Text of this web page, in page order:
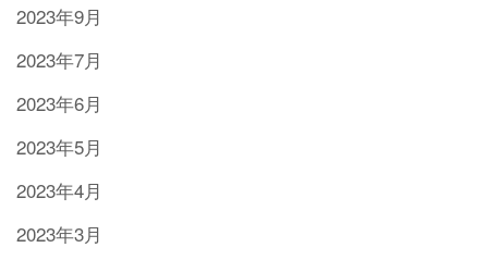
2023年9月
2023年7月
2023年6月
2023年5月
2023年4月
2023年3月